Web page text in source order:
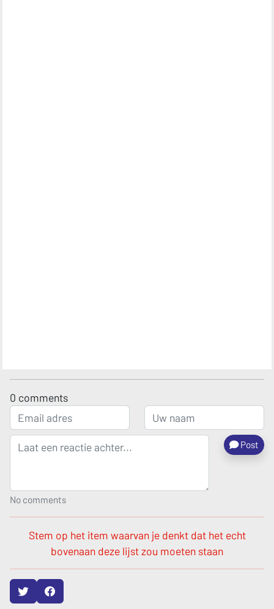
0 comments
Post
No comments
Stem op het item waarvan je denkt dat het echt
bovenaan deze lijst zou moeten staan